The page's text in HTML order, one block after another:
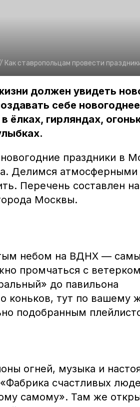
Как ставропольцам провести
должен увидеть
себе новогоднее
ёлках, гирляндах,
праздники в
Делимся
Перечень составлен
Москвы.
небом на ВДНХ —
промчаться с
до павильона
коньков, тут по вашему
подобранным
огней, музыка и
счастливых
самому». Там же